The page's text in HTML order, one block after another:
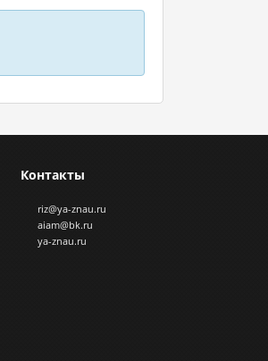
Контакты
riz@ya-znau.ru
aiam@bk.ru
ya-znau.ru